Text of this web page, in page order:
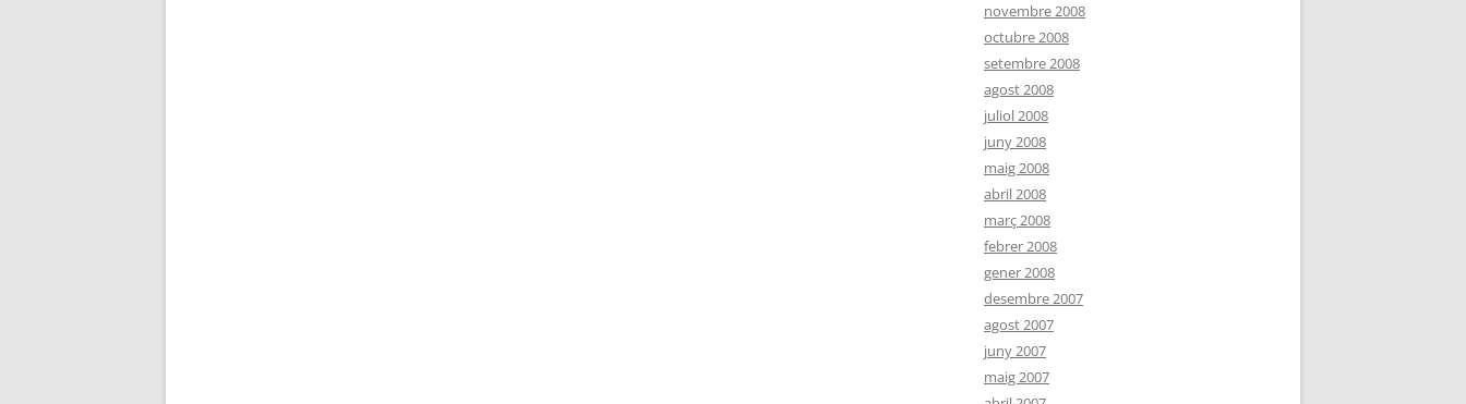
novembre 2008
octubre 2008
setembre 2008
agost 2008
juliol 2008
juny 2008
maig 2008
abril 2008
març 2008
febrer 2008
gener 2008
desembre 2007
agost 2007
juny 2007
maig 2007